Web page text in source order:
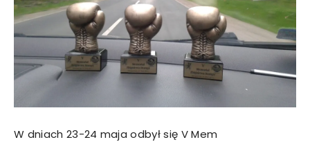
W dniach 23-24 maja odbył się V Mem